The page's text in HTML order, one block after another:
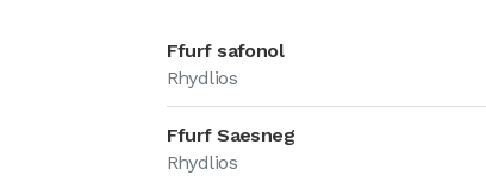
Ffurf safonol
Rhydlios
Ffurf Saesneg
Rhydlios